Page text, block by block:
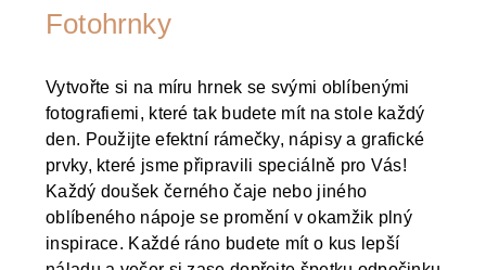
Fotohrnky
Vytvořte si na míru hrnek se svými oblíbenými
fotografiemi, které tak budete mít na stole každý
den. Použijte efektní rámečky, nápisy a grafické
prvky, které jsme připravili speciálně pro Vás!
Každý doušek černého čaje nebo jiného
oblíbeného nápoje se promění v okamžik plný
inspirace. Každé ráno budete mít o kus lepší